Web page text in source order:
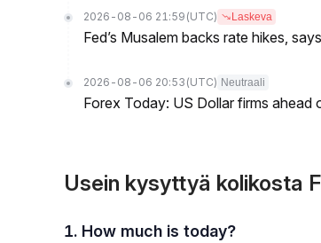
2026-08-06 21:59 (UTC) Laskeva
Fed’s Musalem backs rate hikes,
2026-08-06 20:53 (UTC) Neutraali
Forex Today: US Dollar firms
Usein kysyttyä kolikosta
1. How much is today?